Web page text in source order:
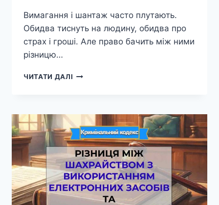
Вимагання і шантаж часто плутають.
Обидва тиснуть на людину, обидва про
страх і гроші. Але право бачить між ними
різницю…
ЧИТАТИ ДАЛІ РІЗНИЦЯ
ШАНТАЖЕМ